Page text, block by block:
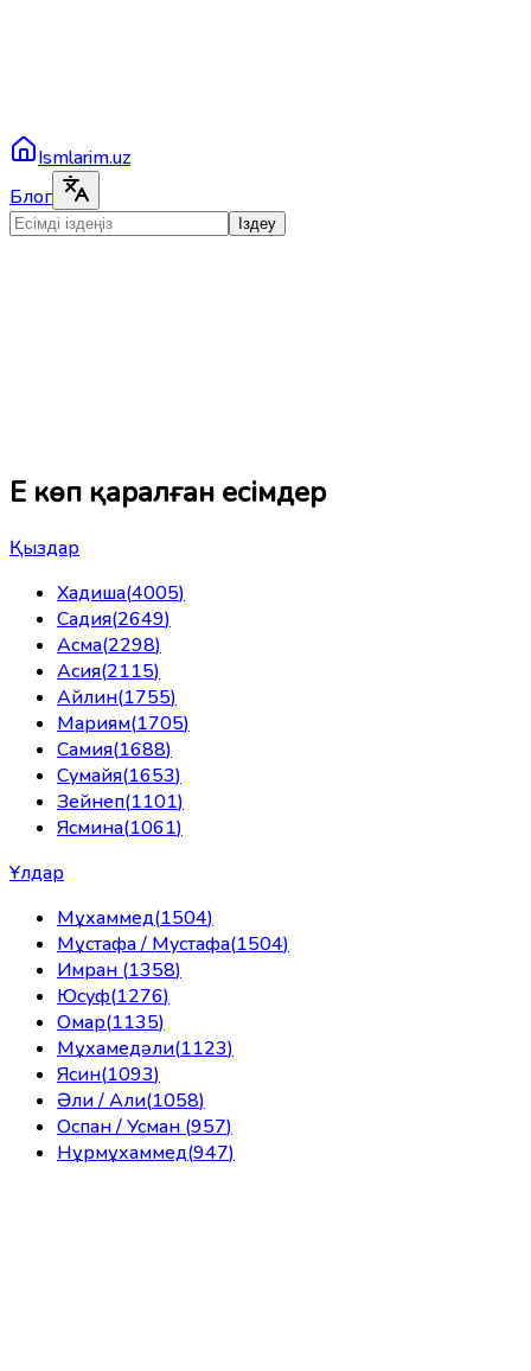
Ismlarim.uz
Блог
Іздеу
Ең көп қаралған есімдер
Қыздар
Хадиша(4005)
Садия(2649)
Асма(2298)
Асия(2115)
Айлин(1755)
Мариям(1705)
Самия(1688)
Сумайя(1653)
Зейнеп(1101)
Ясмина(1061)
Ұлдар
Мұхаммед(1504)
Мұстафа / Мустафа(1504)
Имран (1358)
Юсуф(1276)
Омар(1135)
Мұхамедәли(1123)
Ясин(1093)
Әли / Али(1058)
Оспан / Усман (957)
Нұрмұхаммед(947)